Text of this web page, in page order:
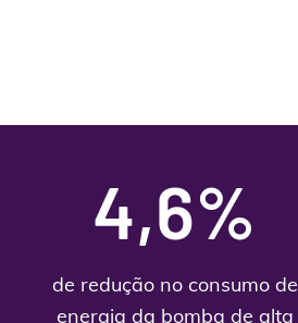
4,6%
de redução no consumo de
energia da bomba de alta